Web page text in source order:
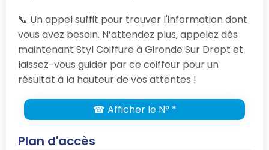
📞 Un appel suffit pour trouver l'information dont
vous avez besoin. N’attendez plus, appelez dès
maintenant Styl Coiffure à Gironde Sur Dropt et
laissez-vous guider par ce coiffeur pour un
résultat à la hauteur de vos attentes !
☎ Afficher le N° *
Plan d'accès